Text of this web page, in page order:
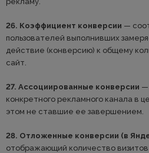
26. Коэффициент конверсии —
пользователей выполнивших
действие (конверсию) к общему
сайт.
27. Ассоциированные конверсии —
конкретного рекламного канала в
этом не ставшие ее завершением.
28. Отложенные конверсии (в
отображающий количество